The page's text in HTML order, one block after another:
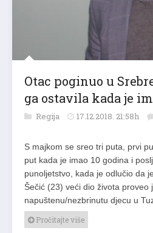
Otac poginuo u
ga ostavila kada je
Regija 17.12.2018. 21:58h
S majkom se sreo tri puta, prvi
put kada je imao 10 godina i
punoljetstvo, kada je odlučio da
Šečić (23) veći dio života proveo
napuštenu/nezbrinutu djecu u
Pročitajte više